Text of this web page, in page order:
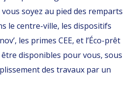
soyez au pied des remparts
le centre-ville, les dispositifs
les primes CEE, et l’Éco-prêt
disponibles pour vous, sous
des travaux par un